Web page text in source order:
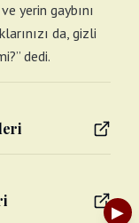
yerin gaybını
da, gizli
dedi.
▶